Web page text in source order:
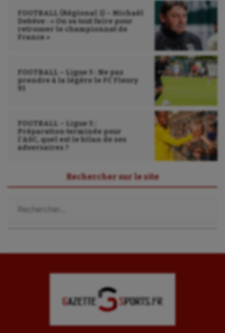
Water-polo
FOOTBALL (Régional 1) – Michaël
Debève : « On va tout faire pour
retrouver le championnat de
France »
FOOTBALL – Ligue 3 : Ne pas
prendre à la légère le FC Fleury
91
FOOTBALL – Ligue 3 :
Préparation terminée pour
l’ASC, quel est le bilan de ses
adversaires ?
Rechercher sur le site